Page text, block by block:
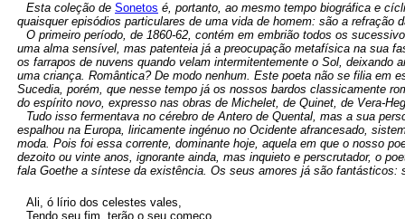
Esta coleção de Sonetos é, portanto, ao mesmo tempo biográfica e
quaisquer episódios particulares de uma vida de homem: são a
O primeiro período, de 1860-62, contém em embrião todos os
uma alma sensível, mas patenteia já a preocupação metafísica na sua
os farrapos de nuvens quando velam intermitentemente o Sol,
uma criança. Romântica? De modo nenhum. Este poeta não se filia em
Sucedia, porém, que nesse tempo já os nossos bardos classicamente
do espírito novo, expresso nas obras de Michelet, de Quinet, de Vera-
Tudo isso fermentava no cérebro de Antero de Quental, mas a sua
espalhou na Europa, liricamente ingénuo no Ocidente afrancesado,
moda. Pois foi essa corrente, dominante hoje, aquela em que o nosso
dezoito ou vinte anos, ignorante ainda, mas inquieto e perscrutador, o
fala Goethe a síntese da existência. Os seus amores já são fantásticos:
Ali, ó lírio dos celestes vales,
Tendo seu fim, terão o seu começo,